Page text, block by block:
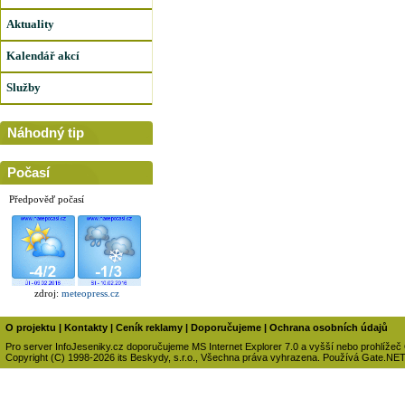
Aktuality
Kalendář akcí
Služby
Náhodný tip
Počasí
Předpověď počasí
zdroj: meteopress.cz
O projektu Kontakty Ceník reklamy Doporučujeme
Ochrana osobních údajů
Pro server InfoJeseniky.cz doporučujeme MS Internet Explorer 7.0 a vyšší nebo prohlížeč
Copyright (C) 1998-2026 its Beskydy, s.r.o., Všechna práva vyhrazena. Používá